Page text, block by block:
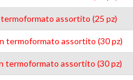
assortito (25 pz)
termoformato assortito (30 pz)
termoformato assortito (30 pz)